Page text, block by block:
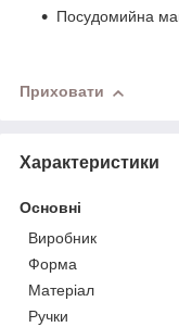
Посудомийна
Приховати
Характеристики
Основні
Виробник
Форма
Матеріал
Ручки